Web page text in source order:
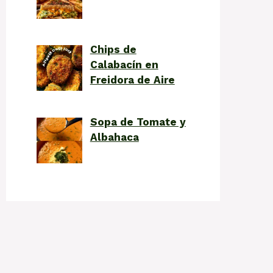
Chips de
Calabacín en
Freidora de Aire
Sopa de Tomate y
Albahaca